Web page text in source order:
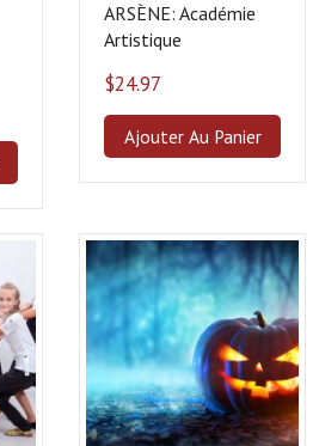
ARSÈNE: Académie
Artistique
$24.97
Ajouter Au Panier